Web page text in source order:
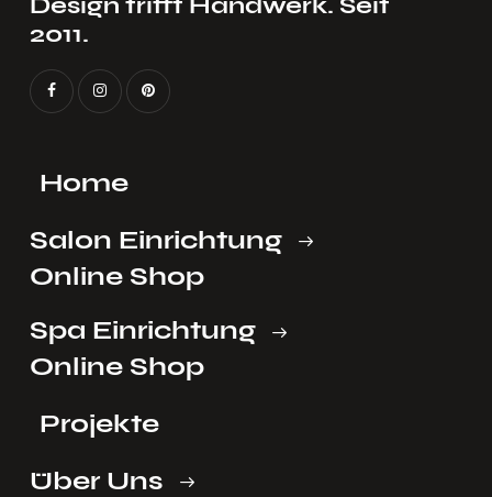
2011.
Home
Salon Einrichtung
Online Shop
Spa Einrichtung
Online Shop
Projekte
Über Uns